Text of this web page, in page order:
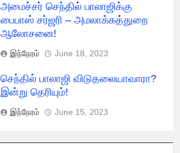
அமைச்சர் செந்தில் பாலாஜிக்கு
பைபாஸ் சர்ஜரி – அமலாக்கத்துறை
ஆலோசனை!
இந்நேரம் June 18, 2023
செந்தில் பாலாஜி விடுதலையாவாரா?
இன்று தெரியும்!
இந்நேரம் June 15, 2023